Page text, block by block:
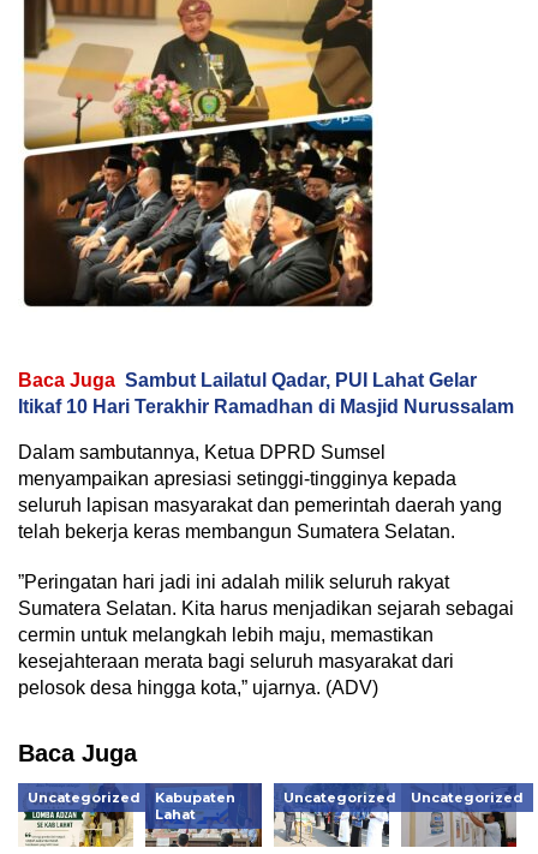
Baca Juga Sambut Lailatul Qadar, PUI Lahat Gelar
Itikaf 10 Hari Terakhir Ramadhan di Masjid Nurussalam
​Dalam sambutannya, Ketua DPRD Sumsel
menyampaikan apresiasi setinggi-tingginya kepada
seluruh lapisan masyarakat dan pemerintah daerah yang
telah bekerja keras membangun Sumatera Selatan.
​”Peringatan hari jadi ini adalah milik seluruh rakyat
Sumatera Selatan. Kita harus menjadikan sejarah sebagai
cermin untuk melangkah lebih maju, memastikan
kesejahteraan merata bagi seluruh masyarakat dari
pelosok desa hingga kota,” ujarnya. (ADV)
Baca Juga
Uncategorized
Kabupaten
Lahat
Uncategorized Uncategorized